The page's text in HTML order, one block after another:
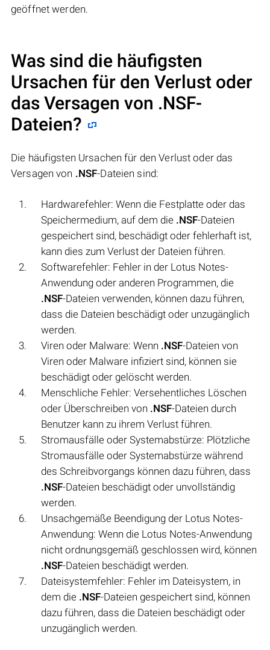
geöffnet werden.
Was sind die häufigsten
Ursachen für den Verlust oder
das Versagen von .NSF-
Dateien?
Die häufigsten Ursachen für den Verlust oder das
Versagen von .NSF-Dateien sind:
Hardwarefehler: Wenn die Festplatte oder das
Speichermedium, auf dem die .NSF-Dateien
gespeichert sind, beschädigt oder fehlerhaft ist,
kann dies zum Verlust der Dateien führen.
Softwarefehler: Fehler in der Lotus Notes-
Anwendung oder anderen Programmen, die
.NSF-Dateien verwenden, können dazu führen,
dass die Dateien beschädigt oder unzugänglich
werden.
Viren oder Malware: Wenn .NSF-Dateien von
Viren oder Malware infiziert sind, können sie
beschädigt oder gelöscht werden.
Menschliche Fehler: Versehentliches Löschen
oder Überschreiben von .NSF-Dateien durch
Benutzer kann zu ihrem Verlust führen.
Stromausfälle oder Systemabstürze: Plötzliche
Stromausfälle oder Systemabstürze während
des Schreibvorgangs können dazu führen, dass
.NSF-Dateien beschädigt oder unvollständig
werden.
Unsachgemäße Beendigung der Lotus Notes-
Anwendung: Wenn die Lotus Notes-Anwendung
nicht ordnungsgemäß geschlossen wird, können
.NSF-Dateien beschädigt werden.
Dateisystemfehler: Fehler im Dateisystem, in
dem die .NSF-Dateien gespeichert sind, können
dazu führen, dass die Dateien beschädigt oder
unzugänglich werden.